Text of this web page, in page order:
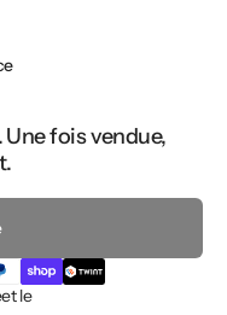
fois vendue,
et le